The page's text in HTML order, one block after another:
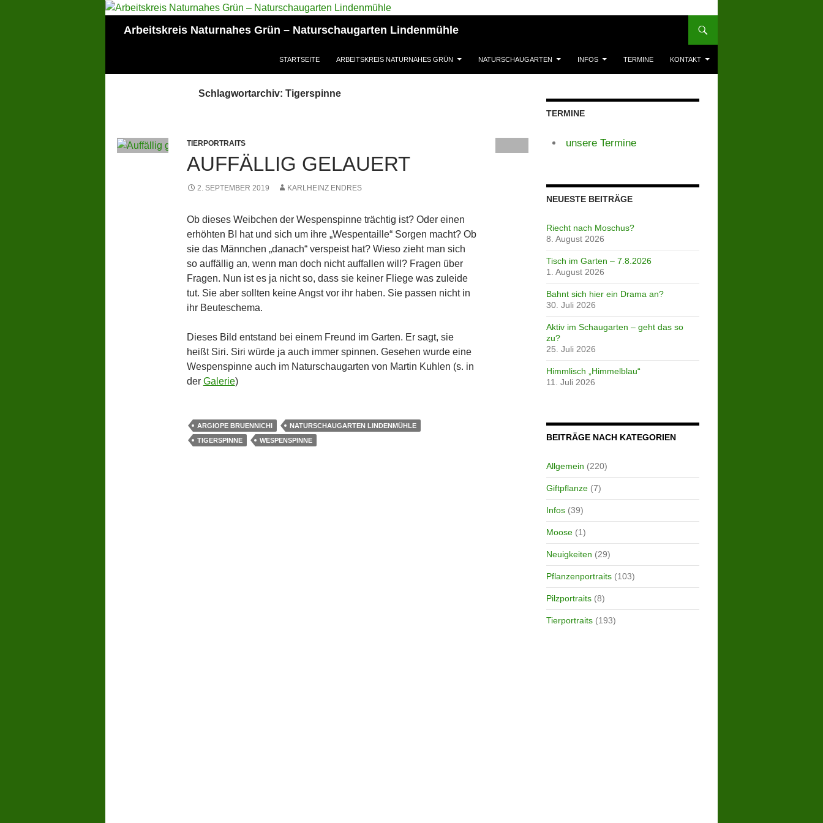
Arbeitskreis Naturnahes Grün – Naturschaugarten Lindenmühle
STARTSEITE ARBEITSKREIS NATURNAHES GRÜN NATURSCHAUGARTEN INFOS TERMINE KONTAKT
Schlagwortarchiv: Tigerspinne
TIERPORTRAITS
AUFFÄLLIG GELAUERT
2. SEPTEMBER 2019 KARLHEINZ ENDRES
Ob dieses Weibchen der Wespenspinne trächtig ist? Oder einen
erhöhten BI hat und sich um ihre „Wespentaille“ Sorgen macht? Ob
sie das Männchen „danach“ verspeist hat? Wieso zieht man sich
so auffällig an, wenn man doch nicht auffallen will? Fragen über
Fragen. Nun ist es ja nicht so, dass sie keiner Fliege was zuleide
tut. Sie aber sollten keine Angst vor ihr haben. Sie passen nicht in
ihr Beuteschema.
Dieses Bild entstand bei einem Freund im Garten. Er sagt, sie
heißt Siri. Siri würde ja auch immer spinnen. Gesehen wurde eine
Wespenspinne auch im Naturschaugarten von Martin Kuhlen (s. in
der Galerie)
ARGIOPE BRUENNICHI
NATURSCHAUGARTEN LINDENMÜHLE
TIGERSPINNE
WESPENSPINNE
TERMINE
unsere Termine
NEUESTE BEITRÄGE
Riecht nach Moschus?
8. August 2026
Tisch im Garten – 7.8.2026
1. August 2026
Bahnt sich hier ein Drama an?
30. Juli 2026
Aktiv im Schaugarten – geht das so
zu?
25. Juli 2026
Himmlisch „Himmelblau“
11. Juli 2026
BEITRÄGE NACH KATEGORIEN
Allgemein (220)
Giftpflanze(7)
Infos(39)
Moose(1)
Neuigkeiten (29)
Pflanzenportraits(103)
Pilzportraits(8)
Tierportraits(193)